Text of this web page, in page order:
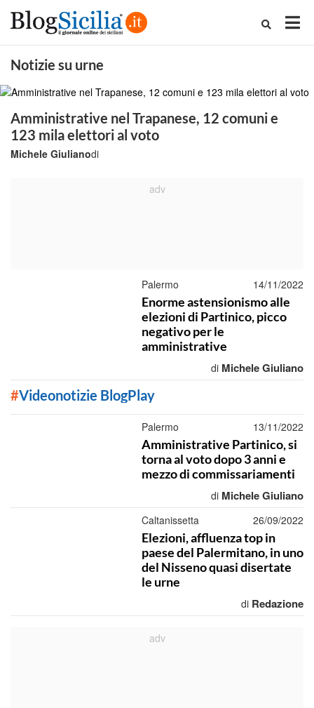
Notizie su urne
Amministrative nel Trapanese, 12 comuni e
123 mila elettori al voto
di
Michele Giuliano
Palermo 14/11/2022
Enorme astensionismo alle
elezioni di Partinico, picco
negativo per le
amministrative
di Michele Giuliano
#Videonotizie BlogPlay
Palermo 13/11/2022
Amministrative Partinico, si
torna al voto dopo 3 anni e
mezzo di commissariamenti
di Michele Giuliano
Caltanissetta 26/09/2022
Elezioni, affluenza top in
paese del Palermitano, in uno
del Nisseno quasi disertate
le urne
di Redazione